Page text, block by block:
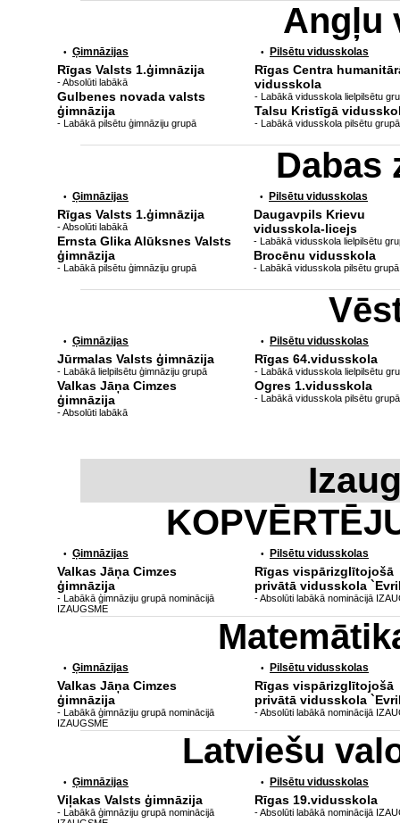
Angļu
• Ģimnāzijas
Rīgas Valsts 1.ģimnāzija
- Absolūti labākā
Gulbenes novada valsts
ģimnāzija
- Labākā pilsētu ģimnāziju grupā
• Pilsētu vidusskolas
Rīgas Centra
vidusskola
- Labākā vidusskola lielpilsētu
Talsu Kristīgā
- Labākā vidusskola pilsētu grupā
Dabas
• Ģimnāzijas
Rīgas Valsts 1.ģimnāzija
- Absolūti labākā
Ernsta Glika Alūksnes Valsts
ģimnāzija
- Labākā pilsētu ģimnāziju grupā
• Pilsētu vidusskolas
Daugavpils Krievu
vidusskola-licejs
- Labākā vidusskola lielpilsētu
Brocēnu vidusskola
- Labākā vidusskola pilsētu grupā
• Ģimnāzijas
Jūrmalas Valsts ģimnāzija
- Labākā lielpilsētu ģimnāziju grupā
Valkas Jāņa Cimzes
ģimnāzija
- Absolūti labākā
• Pilsētu vidusskolas
Rīgas 64.vidusskola
- Labākā vidusskola lielpilsētu
Ogres 1.vidusskola
- Labākā vidusskola pilsētu grupā
• Ģimnāzijas
Valkas Jāņa Cimzes
ģimnāzija
- Labākā ģimnāziju grupā nominācijā
IZAUGSME
• Pilsētu vidusskolas
Rīgas vispārizglītojošā
privātā vidusskola
- Absolūti labākā nominācijā
• Ģimnāzijas
Valkas Jāņa Cimzes
ģimnāzija
- Labākā ģimnāziju grupā nominācijā
IZAUGSME
• Pilsētu vidusskolas
Rīgas vispārizglītojošā
privātā vidusskola
- Absolūti labākā nominācijā
Latviešu
• Ģimnāzijas
Viļakas Valsts ģimnāzija
- Labākā ģimnāziju grupā nominācijā
• Pilsētu vidusskolas
Rīgas 19.vidusskola
- Absolūti labākā nominācijā